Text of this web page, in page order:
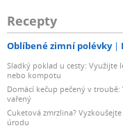
Recepty
Oblíbené zimní polévky
Sladký poklad u cesty:
nebo kompotu
Domácí kečup pečený v
vařený
Cuketová zmrzlina?
úrodu